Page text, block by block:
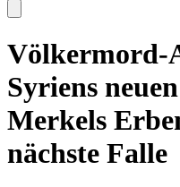
Völkermord-
Syriens
Merkels
nächste Falle